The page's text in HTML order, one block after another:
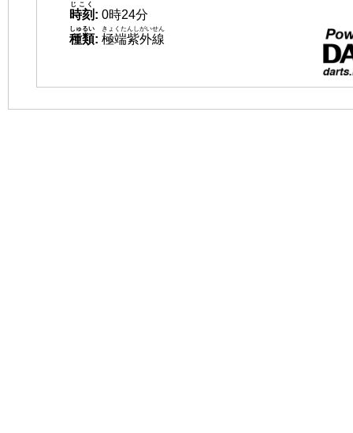
時刻
じこく
: 0時24分
種類
しゅるい
: 極端紫外線
きょくたんしがいせん